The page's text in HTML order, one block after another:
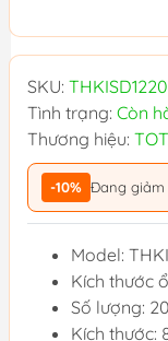
SKU:
Tình trạng: Còn
Thương hiệu:
-10% Đang giảm
Model:
Kích thước
Số lượng:
Kích thước: